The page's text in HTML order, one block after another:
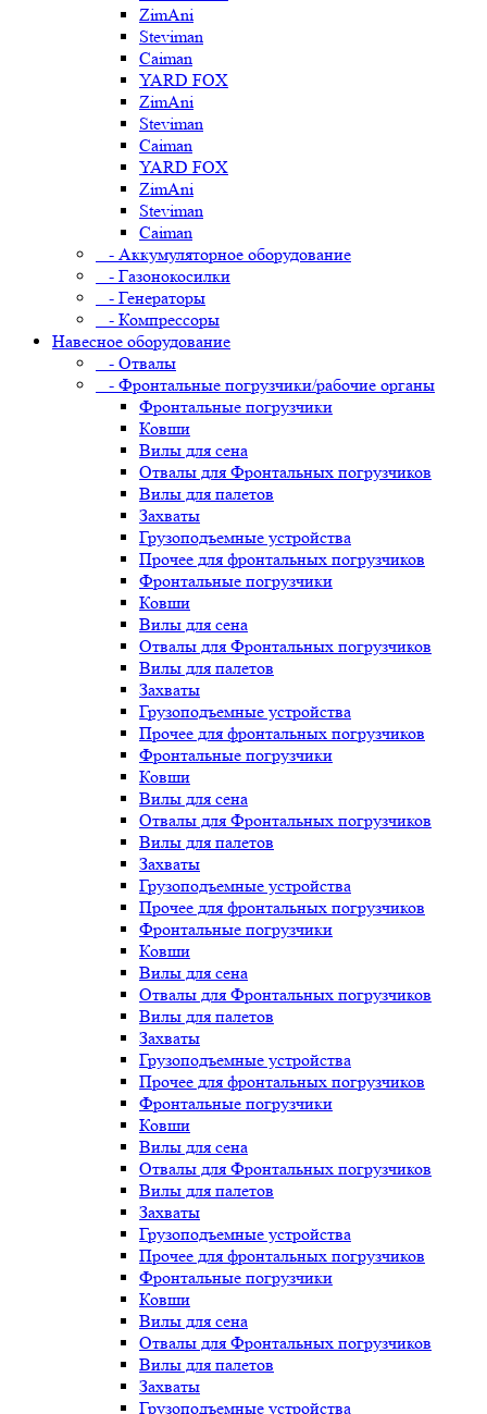
ZimAni
Steviman
Caiman
YARD FOX
ZimAni
Steviman
Caiman
YARD FOX
ZimAni
Steviman
Caiman
- Аккумуляторное оборудование
- Газонокосилки
- Генераторы
- Компрессоры
Навесное оборудование
- Отвалы
- Фронтальные погрузчики/рабочие органы
Фронтальные погрузчики
Ковши
Вилы для сена
Отвалы для Фронтальных погрузчиков
Вилы для палетов
Захваты
Грузоподъемные устройства
Прочее для фронтальных погрузчиков
Фронтальные погрузчики
Ковши
Вилы для сена
Отвалы для Фронтальных погрузчиков
Вилы для палетов
Захваты
Грузоподъемные устройства
Прочее для фронтальных погрузчиков
Фронтальные погрузчики
Ковши
Вилы для сена
Отвалы для Фронтальных погрузчиков
Вилы для палетов
Захваты
Грузоподъемные устройства
Прочее для фронтальных погрузчиков
Фронтальные погрузчики
Ковши
Вилы для сена
Отвалы для Фронтальных погрузчиков
Вилы для палетов
Захваты
Грузоподъемные устройства
Прочее для фронтальных погрузчиков
Фронтальные погрузчики
Ковши
Вилы для сена
Отвалы для Фронтальных погрузчиков
Вилы для палетов
Захваты
Грузоподъемные устройства
Прочее для фронтальных погрузчиков
Фронтальные погрузчики
Ковши
Вилы для сена
Отвалы для Фронтальных погрузчиков
Вилы для палетов
Захваты
Грузоподъемные устройства